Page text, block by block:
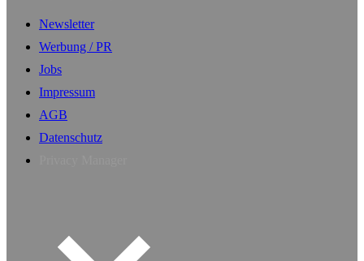
Newsletter
Werbung / PR
Jobs
Impressum
AGB
Datenschutz